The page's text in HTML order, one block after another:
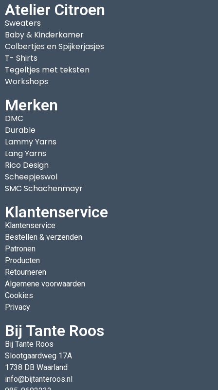
Atelier Citroen
Sweaters
Baby & Kinderkamer
Colbertjes en Spijkerjasjes
T- Shirts
Tegeltjes met teksten
Workshops
Merken
DMC
Durable
Lammy Yarns
Lang Yarns
Rico Design
Scheepjeswol
SMC Schachenmayr
Klantenservice
Klantenservice
Bestellen & verzenden
Patronen
Producten
Retourneren
Algemene voorwaarden
Cookies
Privacy
Bij Tante Roos
Bij Tante Roos
Slootgaardweg 17A
1738 DB Waarland
info@bijtanteroos.nl